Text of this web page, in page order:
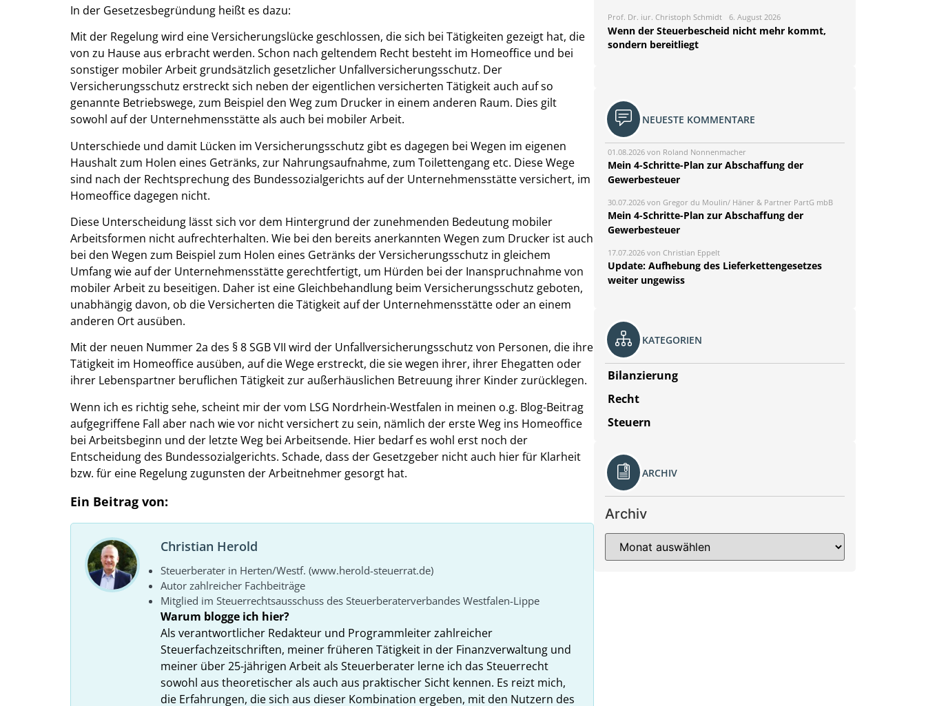
In der Gesetzesbegründung heißt es dazu:
Mit der Regelung wird eine Versicherungslücke geschlossen, die sich bei Tätigkeiten gezeigt hat, die
von zu Hause aus erbracht werden. Schon nach geltendem Recht besteht im Homeoffice und bei
sonstiger mobiler Arbeit grundsätzlich gesetzlicher Unfallversicherungsschutz. Der
Versicherungsschutz erstreckt sich neben der eigentlichen versicherten Tätigkeit auch auf so
genannte Betriebswege, zum Beispiel den Weg zum Drucker in einem anderen Raum. Dies gilt
sowohl auf der Unternehmensstätte als auch bei mobiler Arbeit.
Unterschiede und damit Lücken im Versicherungsschutz gibt es dagegen bei Wegen im eigenen
Haushalt zum Holen eines Getränks, zur Nahrungsaufnahme, zum Toilettengang etc. Diese Wege
sind nach der Rechtsprechung des Bundessozialgerichts auf der Unternehmensstätte versichert, im
Homeoffice dagegen nicht.
Diese Unterscheidung lässt sich vor dem Hintergrund der zunehmenden Bedeutung mobiler
Arbeitsformen nicht aufrechterhalten. Wie bei den bereits anerkannten Wegen zum Drucker ist auch
bei den Wegen zum Beispiel zum Holen eines Getränks der Versicherungsschutz in gleichem
Umfang wie auf der Unternehmensstätte gerechtfertigt, um Hürden bei der Inanspruchnahme von
mobiler Arbeit zu beseitigen. Daher ist eine Gleichbehandlung beim Versicherungsschutz geboten,
unabhängig davon, ob die Versicherten die Tätigkeit auf der Unternehmensstätte oder an einem
anderen Ort ausüben.
Mit der neuen Nummer 2a des § 8 SGB VII wird der Unfallversicherungsschutz von Personen, die ihre
Tätigkeit im Homeoffice ausüben, auf die Wege erstreckt, die sie wegen ihrer, ihrer Ehegatten oder
ihrer Lebenspartner beruflichen Tätigkeit zur außerhäuslichen Betreuung ihrer Kinder zurücklegen.
Wenn ich es richtig sehe, scheint mir der vom LSG Nordrhein-Westfalen in meinen o.g. Blog-Beitrag
aufgegriffene Fall aber nach wie vor nicht versichert zu sein, nämlich der erste Weg ins Homeoffice
bei Arbeitsbeginn und der letzte Weg bei Arbeitsende. Hier bedarf es wohl erst noch der
Entscheidung des Bundessozialgerichts. Schade, dass der Gesetzgeber nicht auch hier für Klarheit
bzw. für eine Regelung zugunsten der Arbeitnehmer gesorgt hat.
Ein Beitrag von:
Christian Herold
Steuerberater in Herten/Westf. (www.herold-steuerrat.de)
Autor zahlreicher Fachbeiträge
Mitglied im Steuerrechtsausschuss des Steuerberaterverbandes Westfalen-Lippe
Warum blogge ich hier?
Als verantwortlicher Redakteur und Programmleiter zahlreicher
Steuerfachzeitschriften, meiner früheren Tätigkeit in der Finanzverwaltung und
meiner über 25-jährigen Arbeit als Steuerberater lerne ich das Steuerrecht
sowohl aus theoretischer als auch aus praktischer Sicht kennen. Es reizt mich,
die Erfahrungen, die sich aus dieser Kombination ergeben, mit den Nutzern des
Prof. Dr. iur. Christoph Schmidt 6. August 2026
Wenn der Steuerbescheid nicht mehr kommt,
sondern bereitliegt
NEUESTE KOMMENTARE
01.08.2026 von Roland Nonnenmacher
Mein 4-Schritte-Plan zur Abschaffung der
Gewerbesteuer
30.07.2026 von Gregor du Moulin/ Häner & Partner PartG mbB
Mein 4-Schritte-Plan zur Abschaffung der
Gewerbesteuer
17.07.2026 von Christian Eppelt
Update: Aufhebung des Lieferkettengesetzes
weiter ungewiss
KATEGORIEN
Bilanzierung
Recht
Steuern
ARCHIV
Archiv